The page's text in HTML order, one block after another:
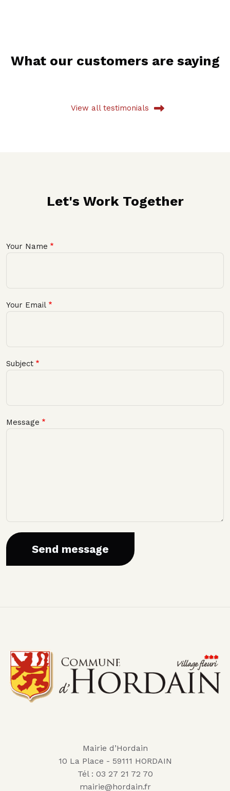
What our customers are saying
View all testimonials
Let's Work Together
Your Name
Your Email
Subject
Message
Mairie d’Hordain
10 La Place - 59111 HORDAIN
Tél : 03 27 21 72 70
mairie@hordain.fr